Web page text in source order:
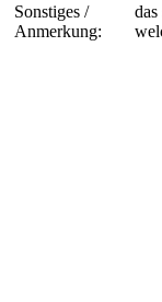
Sonstiges /
Anmerkung: